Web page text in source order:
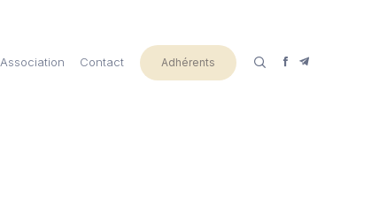
Association Adhérents
Contact